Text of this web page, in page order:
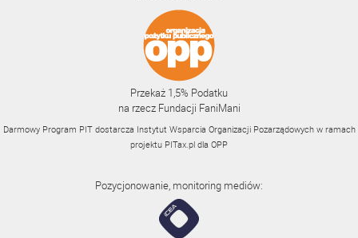
Przekaż 1,5% Podatku
na rzecz Fundacji FaniMani
Darmowy Program PIT dostarcza Instytut Wsparcia Organizacji Pozarządowych w ramach
projektu PITax.pl dla OPP
Pozycjonowanie, monitoring mediów: